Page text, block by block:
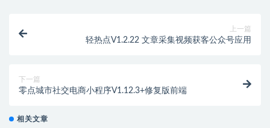
上一篇
轻热点V1.2.22 文章采集视频获客公众号应用
下一篇
零点城市社交电商小程序V1.12.3+修复版前端
相关文章